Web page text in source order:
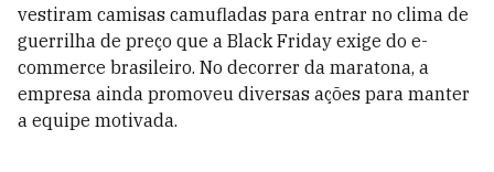
vestiram camisas camufladas para entrar no clima de
guerrilha de preço que a Black Friday exige do e-
commerce brasileiro. No decorrer da maratona, a
empresa ainda promoveu diversas ações para manter
a equipe motivada.